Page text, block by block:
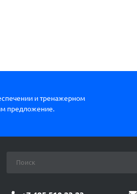
и тренажерном
предложение.